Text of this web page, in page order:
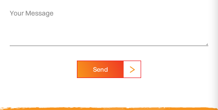
Send